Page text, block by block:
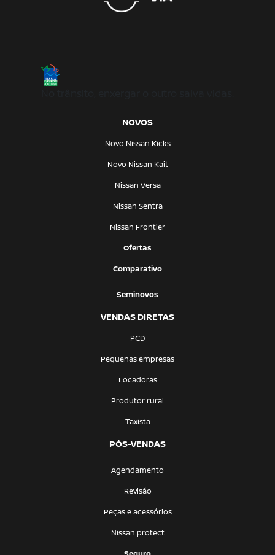
NOVOS
Novo Nissan Kicks
Novo Nissan Kait
Nissan Versa
Nissan Sentra
Nissan Frontier
Ofertas
Comparativo
Seminovos
VENDAS DIRETAS
PCD
Pequenas empresas
Locadoras
Produtor rural
Taxista
PÓS-VENDAS
Agendamento
Revisão
Peças e acessórios
Nissan protect